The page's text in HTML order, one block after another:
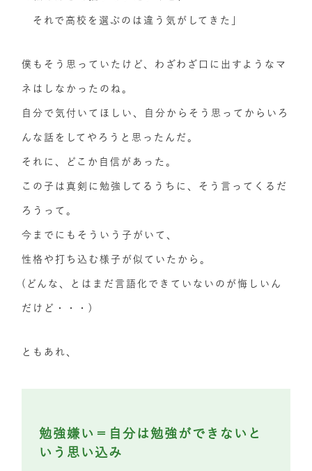
それで高校を選ぶのは違う気がしてきた」
僕もそう思っていたけど、わざわざ口に出すようなマ
ネはしなかったのね。
自分で気付いてほしい、自分からそう思ってからいろ
んな話をしてやろうと思ったんだ。
それに、どこか自信があった。
この子は真剣に勉強してるうちに、そう言ってくるだ
ろうって。
今までにもそういう子がいて、
性格や打ち込む様子が似ていたから。
(どんな、とはまだ言語化できていないのが悔しいん
だけど・・・)
ともあれ、
勉強嫌い＝自分は勉強ができないと
いう思い込み